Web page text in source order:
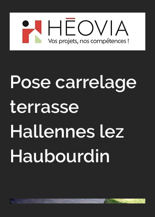
Pose carrelage
terrasse
Hallennes lez
Haubourdin